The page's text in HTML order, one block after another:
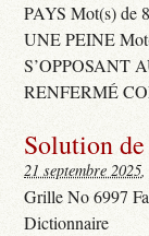
PAYS Mot(s)
UNE PEINE
S’OPPOSANT
RENFERMÉ
Solution
21 septembre 2025
Grille No 6997
Dictionnaire